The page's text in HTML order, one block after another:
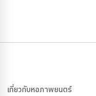
เกี่ยวกับหอภาพยนตร์